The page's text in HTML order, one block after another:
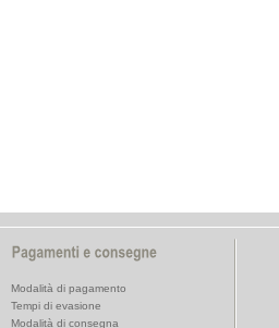
Modalità di pagamento
Tempi di evasione
Modalità di consegna